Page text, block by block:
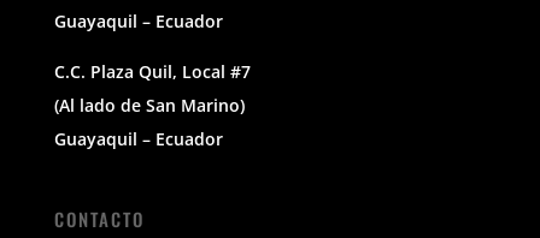
Guayaquil – Ecuador
C.C. Plaza Quil, Local #7
(Al lado de San Marino)
Guayaquil – Ecuador
CONTACTO